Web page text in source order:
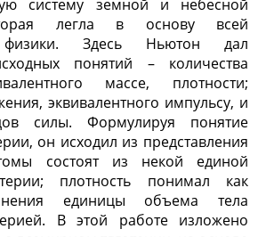
систему земной и небесной
легла в основу всей
физики. Здесь Ньютон дал
понятий – количества
массе, плотности;
эквивалентного импульсу, и
силы. Формулируя понятие
он исходил из представления
состоят из некой единой
плотность понимал как
единицы объема тела
В этой работе изложено